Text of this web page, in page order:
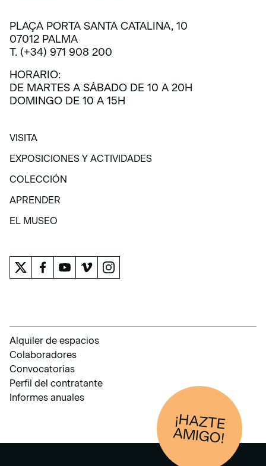
PLAÇA PORTA SANTA CATALINA, 10
07012 PALMA
T. (+34) 971 908 200
HORARIO:
DE MARTES A SÁBADO DE 10 A 20H
DOMINGO DE 10 A 15H
VISITA
VISITA
EXPOSICIONES Y ACTIVIDADES
EXPOSICIONES Y ACTIVIDADES
COLECCIÓN
COLECCIÓN
APRENDER
APRENDER
EL MUSEO
Alquiler de espacios
Colaboradores
Convocatorias
Perfil del contratante
Informes anuales
¡HAZTE
AM
IGO!